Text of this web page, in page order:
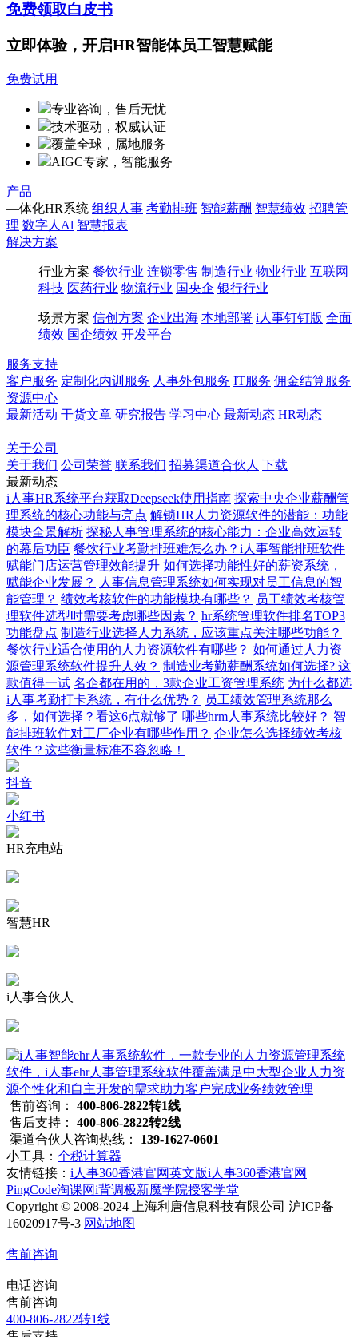
免费领取白皮书
立即体验，开启HR智能体员工智慧赋能
免费试用
专业咨询，售后无忧
技术驱动，权威认证
覆盖全球，属地服务
AIGC专家，智能服务
产品
—体化HR系统 组织人事 考勤排班 智能薪酬 智慧绩效 招聘管
理 数字人Al 智慧报表
解决方案
行业方案 餐饮行业 连锁零售 制造行业 物业行业 互联网
科技 医药行业 物流行业 国央企 银行行业
场景方案 信创方案 企业出海 本地部署 i人事钉钉版 全面
绩效 国企绩效 开发平台
服务支持
客户服务 定制化内训服务 人事外包服务 IT服务 佣金结算服务
资源中心
最新活动 干货文章 研究报告 学习中心 最新动态 HR动态
关于公司
关于我们 公司荣誉 联系我们 招募渠道合伙人 下载
最新动态
i人事HR系统平台获取Deepseek使用指南 探索中央企业薪酬管
理系统的核心功能与亮点 解锁HR人力资源软件的潜能：功能
模块全景解析 探秘人事管理系统的核心能力：企业高效运转
的幕后功臣 餐饮行业考勤排班难怎么办？i人事智能排班软件
赋能门店运营管理效能提升 如何选择功能性好的薪资系统，
赋能企业发展？
人事信息管理系统如何实现对员工信息的智
能管理？ 绩效考核软件的功能模块有哪些？
员工绩效考核管
理软件选型时需要考虑哪些因素？ hr系统管理软件排名TOP3
功能盘点 制造行业选择人力系统，应该重点关注哪些功能？
餐饮行业适合使用的人力资源软件有哪些？ 如何通过人力资
源管理系统软件提升人效？ 制造业考勤薪酬系统如何选择? 这
款值得一试 名企都在用的，3款企业工资管理系统 为什么都选
i人事考勤打卡系统，有什么优势？
员工绩效管理系统那么
多，如何选择？看这6点就够了 哪些hrm人事系统比较好？ 智
能排班软件对工厂企业有哪些作用？ 企业怎么选择绩效考核
软件？这些衡量标准不容忽略！
抖音
小红书
HR充电站
智慧HR
i人事合伙人
售前咨询：
400-806-2822转1线
售后支持：
400-806-2822转2线
渠道合伙人咨询热线：
139-1627-0601
小工具： 个税计算器
友情链接： i人事360香港官网英文版i人事360香港官网
PingCode淘课网i背调极新魔学院授客学堂
Copyright © 2008-2024 上海利唐信息科技有限公司 沪ICP备
16020917号-3 网站地图
售前咨询
电话咨询
售前咨询
400-806-2822转1线